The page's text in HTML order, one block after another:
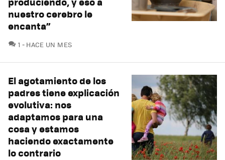
nuestro cerebro le
encanta”
1 COMENTARIOS
HACE UN MES
El agotamiento de los
padres tiene explicación
evolutiva: nos
adaptamos para una
cosa y estamos
haciendo exactamente
lo contrario